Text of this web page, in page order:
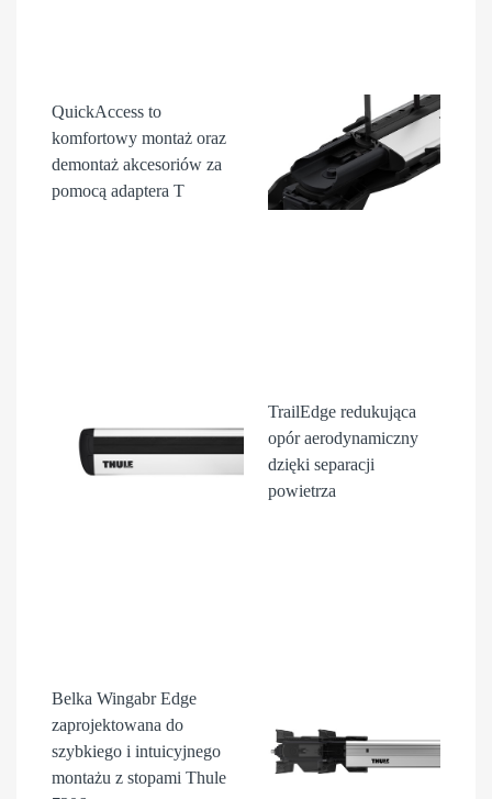
QuickAccess to
komfortowy montaż oraz
demontaż akcesoriów za
pomocą adaptera T
TrailEdge redukująca
opór aerodynamiczny
dzięki separacji
powietrza
Belka Wingabr Edge
zaprojektowana do
szybkiego i intuicyjnego
montażu z stopami Thule